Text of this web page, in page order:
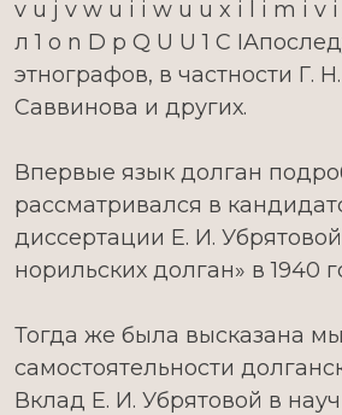
v u j v w u i i w u u x i l i m i v
л 1 o n D p Q U U 1 C
этнографов, в частности Г.
Саввинова и других.
Впервые язык долган
рассматривался в
диссертации Е. И.
норильских долган» в 1940
Тогда же была высказана
самостоятельности
Вклад Е. И. Убрятовой в